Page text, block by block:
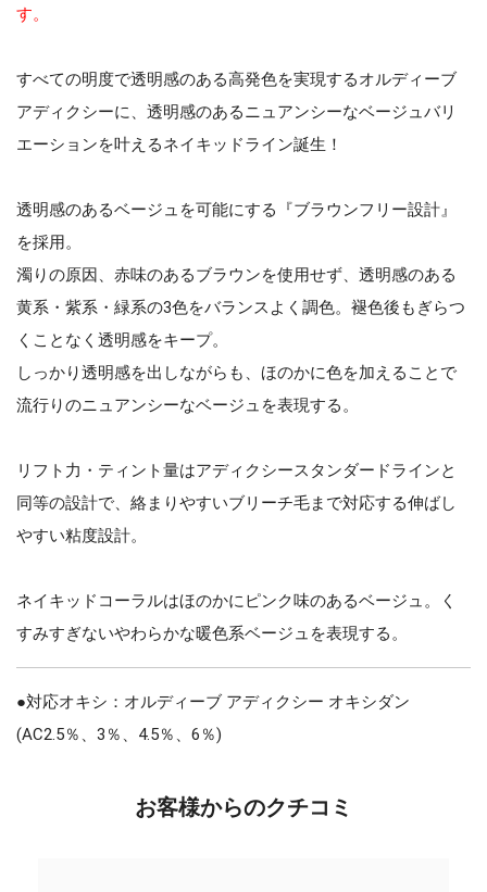
す。
すべての明度で透明感のある高発色を実現するオルディーブ
アディクシーに、透明感のあるニュアンシーなベージュバリ
エーションを叶えるネイキッドライン誕生！
透明感のあるベージュを可能にする『ブラウンフリー設計』
を採用。
濁りの原因、赤味のあるブラウンを使用せず、透明感のある
黄系・紫系・緑系の3色をバランスよく調色。褪色後もぎらつ
くことなく透明感をキープ。
しっかり透明感を出しながらも、ほのかに色を加えることで
流行りのニュアンシーなベージュを表現する。
リフト力・ティント量はアディクシースタンダードラインと
同等の設計で、絡まりやすいブリーチ毛まで対応する伸ばし
やすい粘度設計。
ネイキッドコーラルはほのかにピンク味のあるベージュ。く
すみすぎないやわらかな暖色系ベージュを表現する。
●対応オキシ：オルディーブ アディクシー オキシダン
(AC2.5％、3％、4.5％、6％)
お客様からのクチコミ